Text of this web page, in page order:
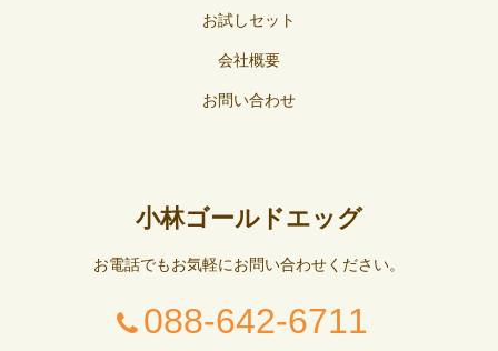
お試しセット
会社概要
お問い合わせ
小林ゴールドエッグ
お電話でもお気軽にお問い合わせください。
088-642-6711